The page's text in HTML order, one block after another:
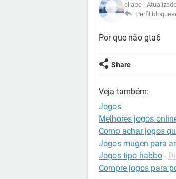
eliabe -
Perfil
Por que não gta6
Share
Veja também:
Jogos
Melhores jogos
Como achar jogos
Jogos mugen para
Jogos tipo habbo -
Compre jogos para